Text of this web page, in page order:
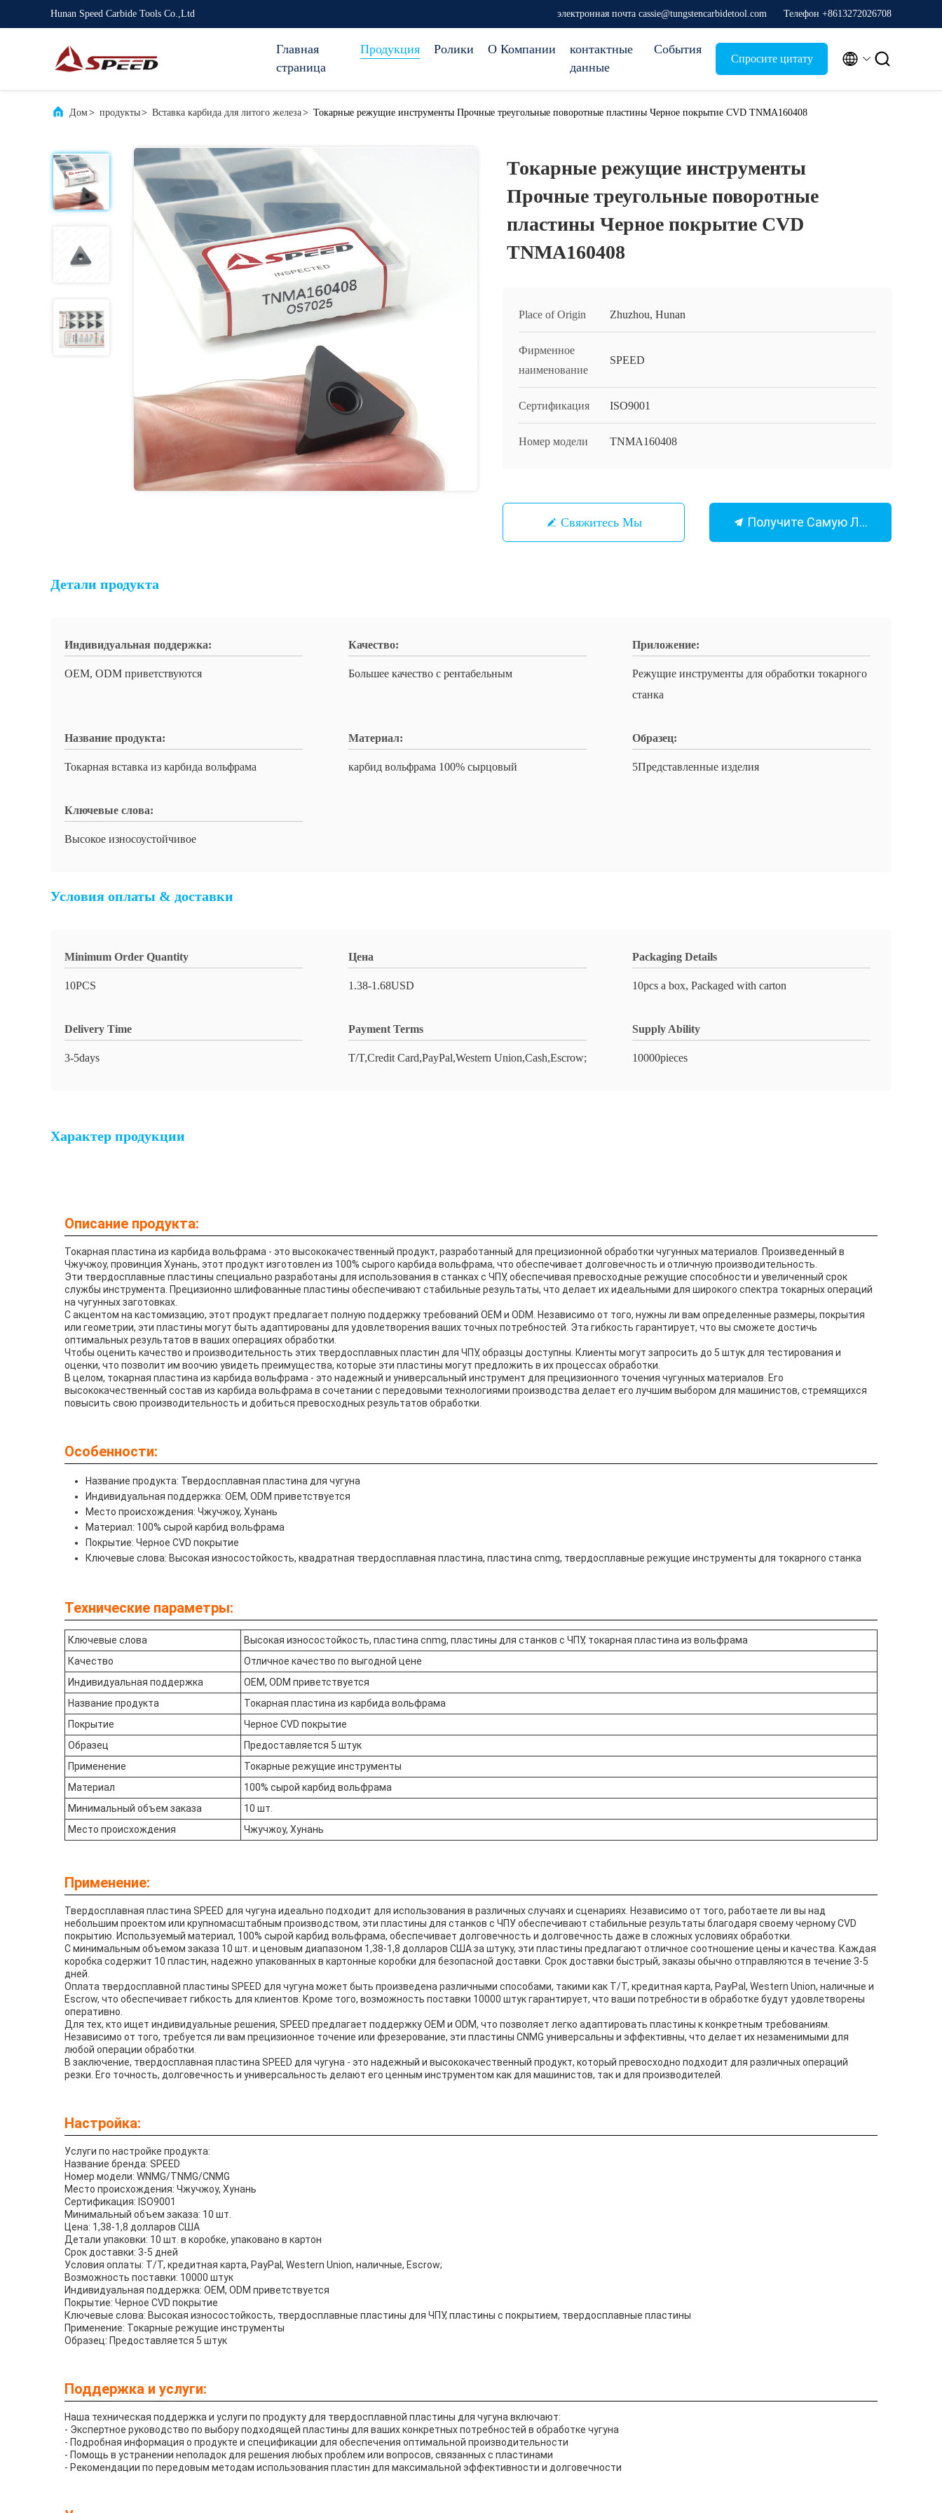
Hunan Speed Carbide Tools Co.,Ltd электронная почта cassie@tungstencarbidetool.com Телефон +8613272026708
Главная
страница
Продукция Ролики О Компании
контактные
данные
События
Спросите цитату  
Дом> продукты> Вставка карбида для литого железа> Токарные режущие инструменты Прочные треугольные поворотные пластины Черное покрытие CVD TNMA160408
Токарные режущие инструменты
Прочные треугольные поворотные
пластины Черное покрытие CVD
TNMA160408
Place of Origin Zhuzhou, Hunan
Фирменное
наименование
SPEED
Сертификация ISO9001
Номер модели TNMA160408
Свяжитесь Мы Получите Самую Лучшую Цену
Детали продукта
Индивидуальная поддержка:
OEM, ODM приветствуются
Качество:
Большее качество с рентабельным
Приложение:
Режущие инструменты для обработки токарного
станка
Название продукта:
Токарная вставка из карбида вольфрама
Материал:
карбид вольфрама 100% сырцовый
Образец:
5Представленные изделия
Ключевые слова:
Высокое износоустойчивое
Условия оплаты & доставки
Minimum Order Quantity
10PCS
Цена
1.38-1.68USD
Packaging Details
10pcs a box, Packaged with carton
Delivery Time
3-5days
Payment Terms
T/T,Credit Card,PayPal,Western Union,Cash,Escrow;
Supply Ability
10000pieces
Характер продукции
Описание продукта:
Токарная пластина из карбида вольфрама - это высококачественный продукт, разработанный для прецизионной обработки чугунных материалов. Произведенный в
Чжучжоу, провинция Хунань, этот продукт изготовлен из 100% сырого карбида вольфрама, что обеспечивает долговечность и отличную производительность.
Эти твердосплавные пластины специально разработаны для использования в станках с ЧПУ, обеспечивая превосходные режущие способности и увеличенный срок
службы инструмента. Прецизионно шлифованные пластины обеспечивают стабильные результаты, что делает их идеальными для широкого спектра токарных операций
на чугунных заготовках.
С акцентом на кастомизацию, этот продукт предлагает полную поддержку требований OEM и ODM. Независимо от того, нужны ли вам определенные размеры, покрытия
или геометрии, эти пластины могут быть адаптированы для удовлетворения ваших точных потребностей. Эта гибкость гарантирует, что вы сможете достичь
оптимальных результатов в ваших операциях обработки.
Чтобы оценить качество и производительность этих твердосплавных пластин для ЧПУ, образцы доступны. Клиенты могут запросить до 5 штук для тестирования и
оценки, что позволит им воочию увидеть преимущества, которые эти пластины могут предложить в их процессах обработки.
В целом, токарная пластина из карбида вольфрама - это надежный и универсальный инструмент для прецизионного точения чугунных материалов. Его
высококачественный состав из карбида вольфрама в сочетании с передовыми технологиями производства делает его лучшим выбором для машинистов, стремящихся
повысить свою производительность и добиться превосходных результатов обработки.
Особенности:
Название продукта: Твердосплавная пластина для чугуна
Индивидуальная поддержка: OEM, ODM приветствуется
Место происхождения: Чжучжоу, Хунань
Материал: 100% сырой карбид вольфрама
Покрытие: Черное CVD покрытие
Ключевые слова: Высокая износостойкость, квадратная твердосплавная пластина, пластина cnmg, твердосплавные режущие инструменты для токарного станка
Технические параметры:
Ключевые слова
Высокая износостойкость, пластина cnmg, пластины для станков с ЧПУ, токарная пластина из вольфрама
Качество
Отличное качество по выгодной цене
Индивидуальная поддержка
OEM, ODM приветствуется
Название продукта
Токарная пластина из карбида вольфрама
Покрытие
Черное CVD покрытие
Образец
Предоставляется 5 штук
Применение
Токарные режущие инструменты
Материал
100% сырой карбид вольфрама
Минимальный объем заказа
10 шт.
Место происхождения
Чжучжоу, Хунань
Применение:
Твердосплавная пластина SPEED для чугуна идеально подходит для использования в различных случаях и сценариях. Независимо от того, работаете ли вы над
небольшим проектом или крупномасштабным производством, эти пластины для станков с ЧПУ обеспечивают стабильные результаты благодаря своему черному CVD
покрытию. Используемый материал, 100% сырой карбид вольфрама, обеспечивает долговечность и долговечность даже в сложных условиях обработки.
С минимальным объемом заказа 10 шт. и ценовым диапазоном 1,38-1,8 долларов США за штуку, эти пластины предлагают отличное соотношение цены и качества. Каждая
коробка содержит 10 пластин, надежно упакованных в картонные коробки для безопасной доставки. Срок доставки быстрый, заказы обычно отправляются в течение 3-5
дней.
Оплата твердосплавной пластины SPEED для чугуна может быть произведена различными способами, такими как T/T, кредитная карта, PayPal, Western Union, наличные и
Escrow, что обеспечивает гибкость для клиентов. Кроме того, возможность поставки 10000 штук гарантирует, что ваши потребности в обработке будут удовлетворены
оперативно.
Для тех, кто ищет индивидуальные решения, SPEED предлагает поддержку OEM и ODM, что позволяет легко адаптировать пластины к конкретным требованиям.
Независимо от того, требуется ли вам прецизионное точение или фрезерование, эти пластины CNMG универсальны и эффективны, что делает их незаменимыми для
любой операции обработки.
В заключение, твердосплавная пластина SPEED для чугуна - это надежный и высококачественный продукт, который превосходно подходит для различных операций
резки. Его точность, долговечность и универсальность делают его ценным инструментом как для машинистов, так и для производителей.
Настройка:
Услуги по настройке продукта:
Название бренда: SPEED
Номер модели: WNMG/TNMG/CNMG
Место происхождения: Чжучжоу, Хунань
Сертификация: ISO9001
Минимальный объем заказа: 10 шт.
Цена: 1,38-1,8 долларов США
Детали упаковки: 10 шт. в коробке, упаковано в картон
Срок доставки: 3-5 дней
Условия оплаты: T/T, кредитная карта, PayPal, Western Union, наличные, Escrow;
Возможность поставки: 10000 штук
Индивидуальная поддержка: OEM, ODM приветствуется
Покрытие: Черное CVD покрытие
Ключевые слова: Высокая износостойкость, твердосплавные пластины для ЧПУ, пластины с покрытием, твердосплавные пластины
Применение: Токарные режущие инструменты
Образец: Предоставляется 5 штук
Поддержка и услуги:
Наша техническая поддержка и услуги по продукту для твердосплавной пластины для чугуна включают:
- Экспертное руководство по выбору подходящей пластины для ваших конкретных потребностей в обработке чугуна
- Подробная информация о продукте и спецификации для обеспечения оптимальной производительности
- Помощь в устранении неполадок для решения любых проблем или вопросов, связанных с пластинами
- Рекомендации по передовым методам использования пластин для максимальной эффективности и долговечности